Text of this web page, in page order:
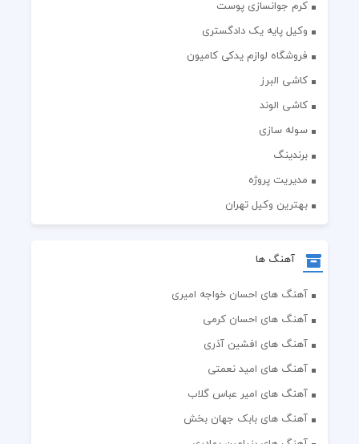
کرم جوانسازی پوست
وکیل پایه یک دادگستری
فروشگاه لوازم یدکی کامیون
کاشی البرز
کاشی الوند
سوله سازی
برندینگ
مدیریت پروژه
بهترین وکیل تهران
آهنگ ها
آهنگ های احسان خواجه امیری
آهنگ های احسان کرمی
آهنگ های افشین آذری
آهنگ های امید نعمتی
آهنگ های امیر عباس گلاب
آهنگ های بابک جهان بخش